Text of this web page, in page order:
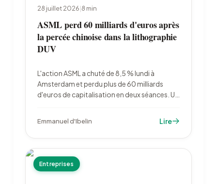
28 juillet 2026|8 min
ASML perd 60 milliards d'euros après
la percée chinoise dans la lithographie
DUV
L'action ASML a chuté de 8,5 % lundi à
Amsterdam et perdu plus de 60 milliards
d'euros de capitalisation en deux séances. Un
immersion, un segment que le néerlandais
domine sans partage.
Emmanuel d'Ibelin Lire
Entreprises